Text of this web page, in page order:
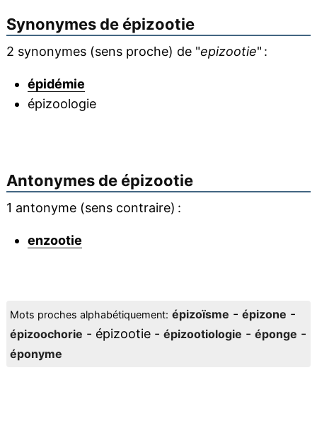
Synonymes de épizootie
2 synonymes (sens proche) de "epizootie" :
épidémie
épizoologie
Antonymes de épizootie
1 antonyme (sens contraire) :
enzootie
Mots proches alphabétiquement: épizoïsme - épizone -
épizoochorie - épizootie - épizootiologie - éponge -
éponyme